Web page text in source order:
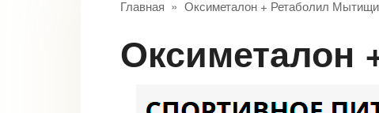
Главная » Оксиметалон + Ретаболил Мытищи